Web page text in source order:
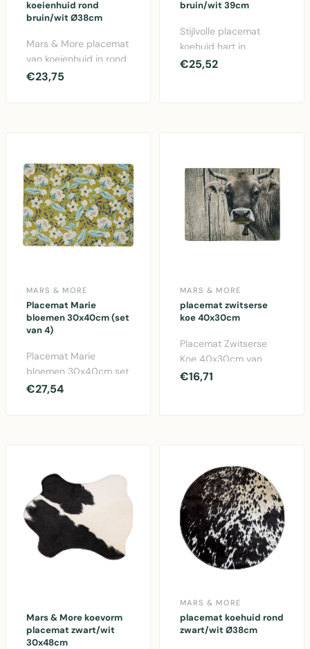
koeienhuid rond
bruin/wit Ø38cm
Mars & More placemat
van koeienhuid in rond
design met bruin/wit
€23,75
bruin/wit 39cm
Stijlvolle placemat
koehuid hart in
bruin/wit van Mars &
€25,52
MARS & MORE
Placemat Marie
bloemen 30x40cm (set
van 4)
Placemat Marie
bloemen 30x40cm set
van 4 stuks. Elegante
€27,54
MARS & MORE
placemat zwitserse
koe 40x30cm
Placemat Zwitserse
Koe 40x30cm van
Mars & More. Grijs
€16,71
Mars & More koevorm
placemat zwart/wit
30x48cm
MARS & MORE
placemat koehuid rond
zwart/wit Ø38cm